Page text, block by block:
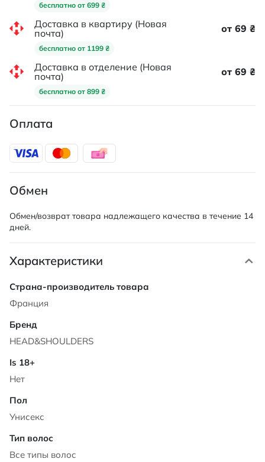
бесплатно от 699 ₴
Доставка в квартиру (Новая
почта)
бесплатно от 1199 ₴
от 69 ₴
Доставка в отделение (Новая
почта)
бесплатно от 899 ₴
от 69 ₴
Оплата
Обмен
Обмен/возврат товара надлежащего качества в течение 14
дней.
Характеристики
Характеристики
Франция
HEAD&SHOULDERS
Нет
Унисекс
Все типы волос